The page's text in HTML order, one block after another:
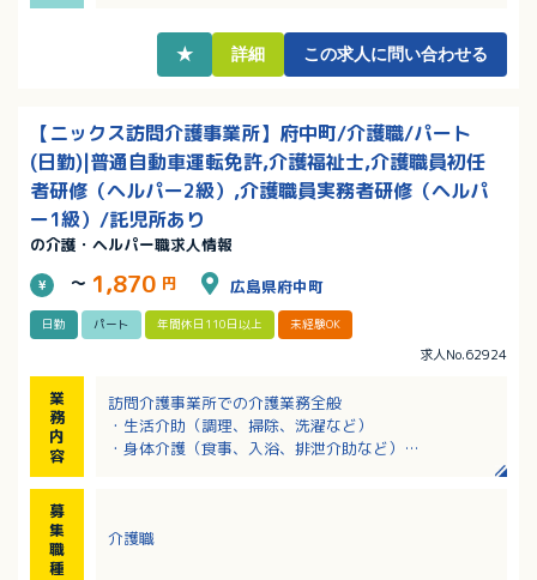
★ 詳細 この求人に問い合わせる
【ニックス訪問介護事業所】府中町/介護職/パート
(日勤)|普通自動車運転免許,介護福祉士,介護職員初任
者研修（ヘルパー2級）,介護職員実務者研修（ヘルパ
ー1級）/託児所あり
の介護・ヘルパー職求人情報
～ 1,870 円 広島県府中町
日勤 パート 年間休日110日以上 未経験OK
求人No.62924
業
務
内
容
訪問介護事業所での介護業務全般
・生活介助（調理、掃除、洗濯など）
・身体介護（食事、入浴、排泄介助など）
あり
募
集
職
種
介護職